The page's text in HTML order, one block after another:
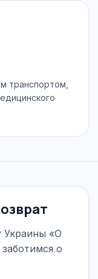
транспортом,
Украины «О
о